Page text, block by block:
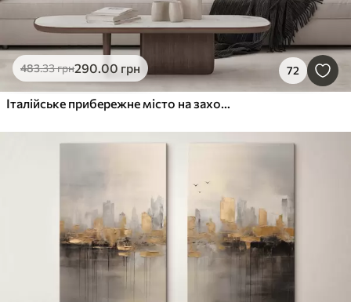
483.33грн290.00 грн 72
Італійське прибережне місто на заході сонця з барвистими будівлями вздовж набережної та човнами, що пливуть у спокійних водах